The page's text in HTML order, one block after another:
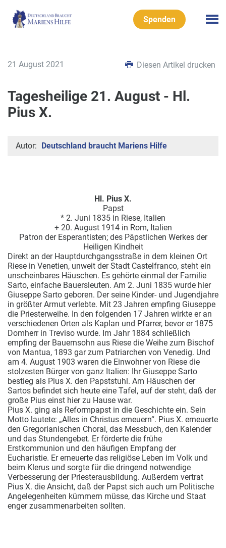
Spenden
21 August 2021 Diesen Artikel drucken
Tagesheilige 21. August - Hl.
Pius X.
Autor: Deutschland braucht Mariens Hilfe
Hl. Pius X.
Papst
* 2. Juni 1835 in Riese, Italien
+ 20. August 1914 in Rom, Italien
Patron der Esperantisten; des Päpstlichen Werkes der
Heiligen Kindheit
Direkt an der Hauptdurchgangsstraße in dem kleinen Ort
Riese in Venetien, unweit der Stadt Castelfranco, steht ein
unscheinbares Häuschen. Es gehörte einmal der Familie
Sarto, einfache Bauersleuten. Am 2. Juni 1835 wurde hier
Giuseppe Sarto geboren. Der seine Kinder- und Jugendjahre
in größter Armut verlebte. Mit 23 Jahren empfing Giuseppe
die Priesterweihe. In den folgenden 17 Jahren wirkte er an
verschiedenen Orten als Kaplan und Pfarrer, bevor er 1875
Domherr in Treviso wurde. Im Jahr 1884 schließlich
empfing der Bauernsohn aus Riese die Weihe zum Bischof
von Mantua, 1893 gar zum Patriarchen von Venedig. Und
am 4. August 1903 waren die Einwohner von Riese die
stolzesten Bürger von ganz Italien: Ihr Giuseppe Sarto
bestieg als Pius X. den Papststuhl. Am Häuschen der
Sartos befindet sich heute eine Tafel, auf der steht, daß der
große Pius einst hier zu Hause war.
Pius X. ging als Reformpapst in die Geschichte ein. Sein
Motto lautete: „Alles in Christus erneuern“. Pius X. erneuerte
den Gregorianischen Choral, das Messbuch, den Kalender
und das Stundengebet. Er förderte die frühe
Erstkommunion und den häufigen Empfang der
Eucharistie. Er erneuerte das religiöse Leben im Volk und
beim Klerus und sorgte für die dringend notwendige
Verbesserung der Priesterausbildung. Außerdem vertrat
Pius X. die Ansicht, daß der Papst sich auch um Politische
Angelegenheiten kümmern müsse, das Kirche und Staat
enger zusammenarbeiten sollten.